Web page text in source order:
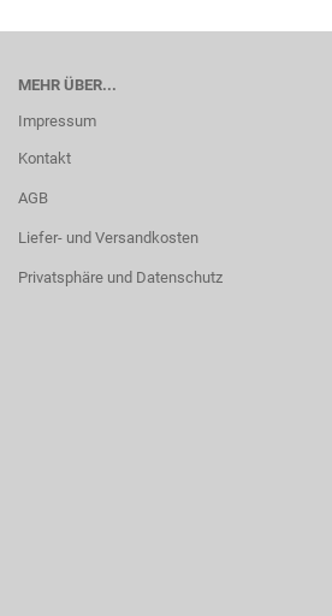
MEHR ÜBER...
Impressum
Kontakt
AGB
Liefer- und Versandkosten
Privatsphäre und Datenschutz